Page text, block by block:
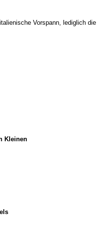
Vorspann, lediglich die
Kleinen